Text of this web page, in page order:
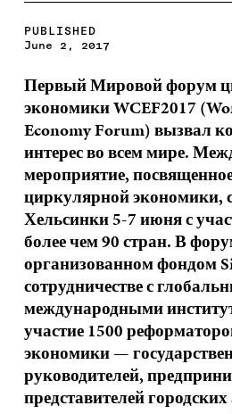
PUBLISHED
June 2, 2017
Первый Мировой форум
экономики WCEF2017
Economy Forum) вызвал
интерес во всем мире.
мероприятие,
циркулярной экономики,
Хельсинки 5-7 июня с
более чем 90 стран. В
организованном фондом
сотрудничестве с
международными
участие 1500
экономики —
руководителей,
представителей